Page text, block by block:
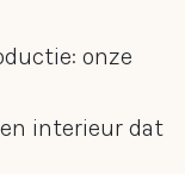
onze
interieur dat